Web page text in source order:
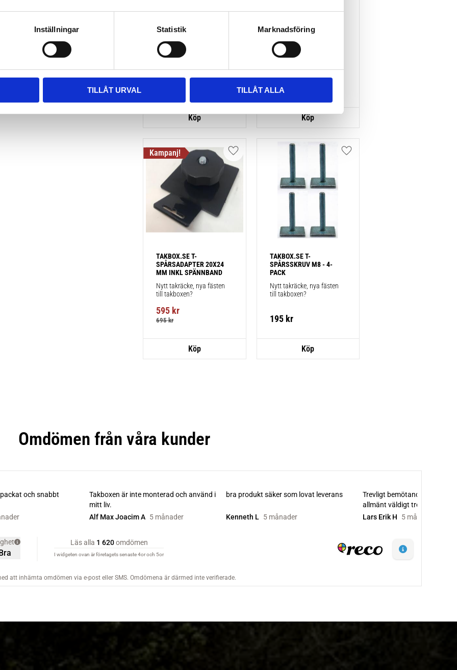
Inställningar Statistik Marknadsföring
TILLÅT URVAL TILLÅT ALLA
J-formad kajakhållare
2 795kr
MONTERINGSSATS U-
BYGEL GUMMERAD CC
100 MM 4-PACK
Nytt takräcke, nya fästen
495kr
695kr
TAKBOX.SE T-
SPÅRSADAPTER 20X24
MM INKL SPÄNNBAND
Nytt takräcke, nya fästen
till takboxen?
595 kr
695kr
Lägg till i favoriter
TAKBOX.SE T-
SPÅRSSKRUV M8 - 4-
PACK
Nytt takräcke, nya fästen
till takboxen?
195kr
Lägg till i favoriter